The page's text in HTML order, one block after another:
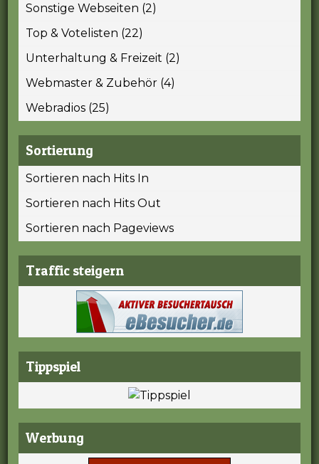
Sonstige Webseiten (2)
Top & Votelisten (22)
Unterhaltung & Freizeit (2)
Webmaster & Zubehör (4)
Webradios (25)
Sortierung
Sortieren nach Hits In
Sortieren nach Hits Out
Sortieren nach Pageviews
Traffic steigern
Tippspiel
Werbung